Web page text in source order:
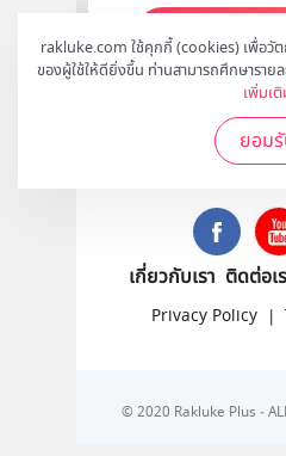
rakluke.com ใช้คุกกี้ (cookies) เพื่อวั
ของผู้ใช้ให้ดียิ่งขึ้น ท่านสามารถศึกษารายล
เพิ่มเ
ยอม
สมัคร
ติดตามเ
เกี่ยวกับเรา ติดต่อเ
Privacy Policy |
© 2020 Rakluke Plus - ALL